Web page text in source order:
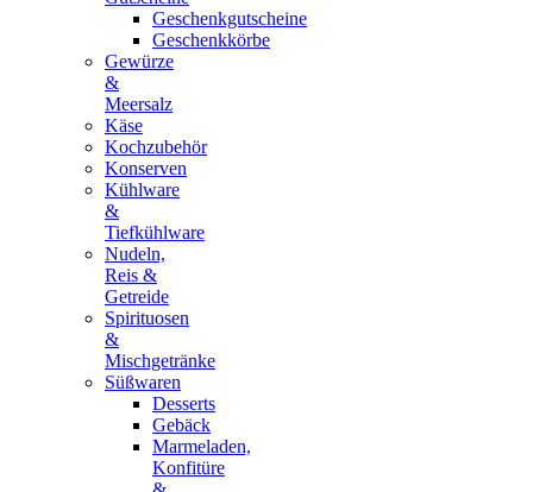
Geschenkgutscheine
Geschenkkörbe
Gewürze
&
Meersalz
Käse
Kochzubehör
Konserven
Kühlware
&
Tiefkühlware
Nudeln,
Reis &
Getreide
Spirituosen
&
Mischgetränke
Süßwaren
Desserts
Gebäck
Marmeladen,
Konfitüre